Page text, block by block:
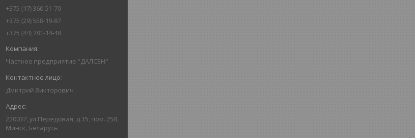
+375 (17) 360-51-70
+375 (29) 558-19-87
+375 (44) 781-14-48
Частное предприятие "ДАЛСЕН"
Дмитрий Викторович
220037, ул.Передовая, д.15, пом. 25В,
Минск, Беларусь